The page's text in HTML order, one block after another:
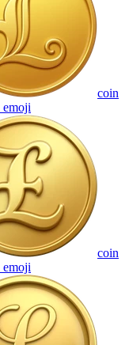
coin
emoji
coin
emoji